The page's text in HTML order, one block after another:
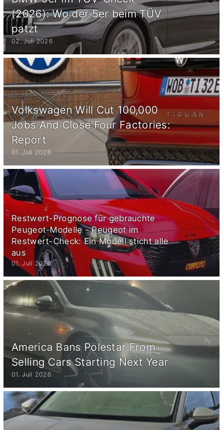
(2026): Wo der 5er beim TÜV
patzt
02. Juli 2026
Volkswagen Will Cut 100,000
Jobs And Close Four Factories:
Report
01. Juli 2026
Restwert-Prognose für gebrauchte
Peugeot-Modelle - Peugeot im
Restwert-Check: Ein Modell sticht alle
aus
01. Juli 2026
America Bans Polestar From
Selling Cars Starting Next Year
01. Juli 2026